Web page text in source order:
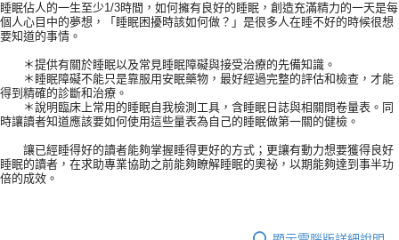
睡眠佔人的一生至少1/3時間，如何擁有良好的睡眠，創造充滿精力的一天是每
個人心目中的夢想，「睡眠困擾時該如何做？」是很多人在睡不好的時候很想
要知道的事情。
＊提供有關於睡眠以及常見睡眠障礙與接受治療的先備知識。
＊睡眠障礙不能只是靠服用安眠藥物，最好經過完整的評估和檢查，才能
得到精確的診斷和治療。
＊說明臨床上常用的睡眠自我檢測工具，含睡眠日誌與相關問卷量表。同
時讓讀者知道應該要如何使用這些量表為自己的睡眠做第一關的健檢。
讓已經睡得好的讀者能夠掌握睡得更好的方式；更讓有動力想要獲得良好
睡眠的讀者，在求助專業協助之前能夠瞭解睡眠的奧祕，以期能夠達到事半功
倍的成效。